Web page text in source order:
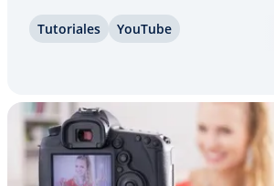
dominio. Para ello registra una
Tu­to­ria­les YouTube